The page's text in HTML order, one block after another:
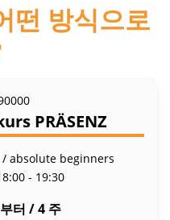
떤 방식으로
PRÄSENZ
absolute beginners
- 19:30
터 / 4 주